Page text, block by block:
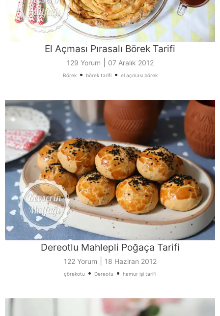
El Açması Pırasalı Börek Tarifi
129 Yorum 07 Aralık 2012
Börek• börek tarifi• el açması börek
Dereotlu Mahlepli Poğaça Tarifi
122 Yorum 18 Haziran 2012
çörekotu • Dereotu • hamur işi tarifi